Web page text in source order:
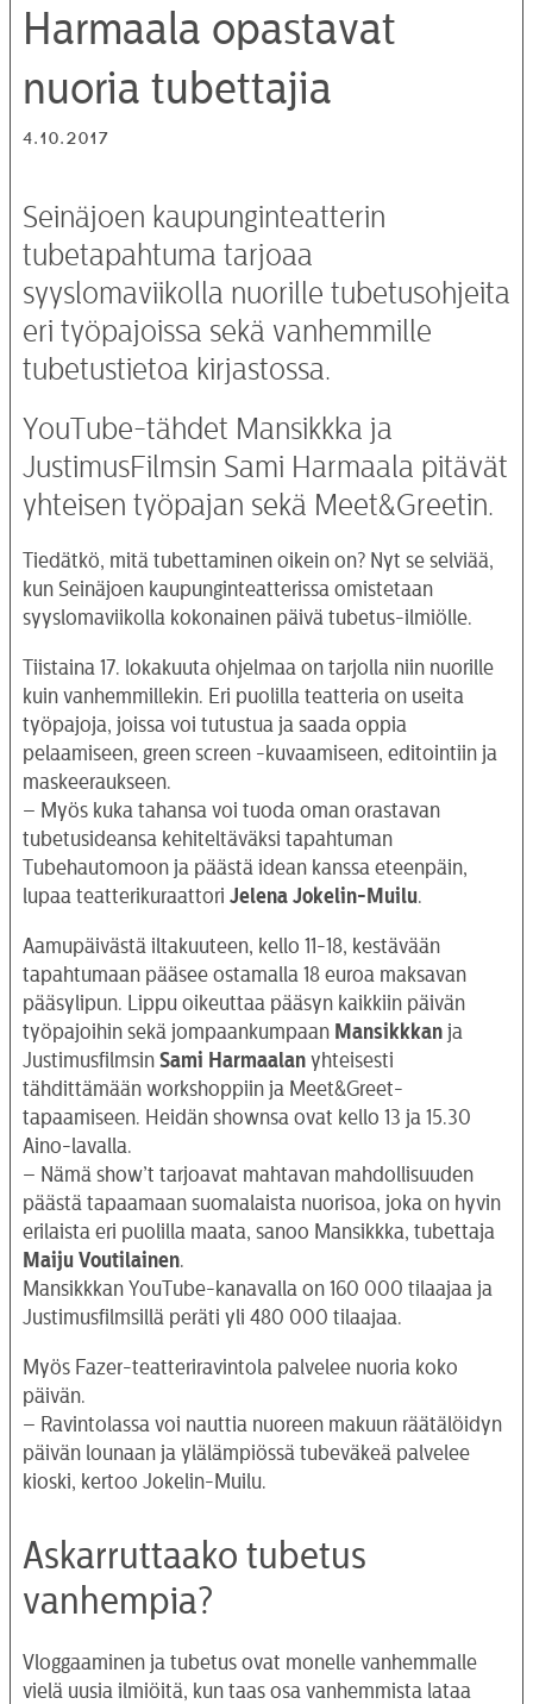
Harmaala opastavat
nuoria tubettajia
4.10.2017
Seinäjoen kaupunginteatterin
tubetapahtuma tarjoaa
syyslomaviikolla nuorille tubetusohjeita
eri työpajoissa sekä vanhemmille
tubetustietoa kirjastossa.
YouTube-tähdet Mansikkka ja
JustimusFilmsin Sami Harmaala pitävät
yhteisen työpajan sekä Meet&Greetin.
Tiedätkö, mitä tubettaminen oikein on? Nyt se selviää,
kun Seinäjoen kaupunginteatterissa omistetaan
syyslomaviikolla kokonainen päivä tubetus-ilmiölle.
Tiistaina 17. lokakuuta ohjelmaa on tarjolla niin nuorille
kuin vanhemmillekin. Eri puolilla teatteria on useita
työpajoja, joissa voi tutustua ja saada oppia
pelaamiseen, green screen -kuvaamiseen, editointiin ja
maskeeraukseen.
– Myös kuka tahansa voi tuoda oman orastavan
tubetusideansa kehiteltäväksi tapahtuman
Tubehautomoon ja päästä idean kanssa eteenpäin,
lupaa teatterikuraattori Jelena Jokelin-Muilu.
Aamupäivästä iltakuuteen, kello 11-18, kestävään
tapahtumaan pääsee ostamalla 18 euroa maksavan
pääsylipun. Lippu oikeuttaa pääsyn kaikkiin päivän
työpajoihin sekä jompaankumpaan Mansikkkan ja
Justimusfilmsin Sami Harmaalan yhteisesti
tähdittämään workshoppiin ja Meet&Greet-
tapaamiseen. Heidän shownsa ovat kello 13 ja 15.30
Aino-lavalla.
– Nämä show’t tarjoavat mahtavan mahdollisuuden
päästä tapaamaan suomalaista nuorisoa, joka on hyvin
erilaista eri puolilla maata, sanoo Mansikkka, tubettaja
Maiju Voutilainen.
Mansikkkan YouTube-kanavalla on 160 000 tilaajaa ja
Justimusfilmsillä peräti yli 480 000 tilaajaa.
Myös Fazer-teatteriravintola palvelee nuoria koko
päivän.
– Ravintolassa voi nauttia nuoreen makuun räätälöidyn
päivän lounaan ja ylälämpiössä tubeväkeä palvelee
kioski, kertoo Jokelin-Muilu.
Askarruttaako tubetus
vanhempia?
Vloggaaminen ja tubetus ovat monelle vanhemmalle
vielä uusia ilmiöitä, kun taas osa vanhemmista lataa